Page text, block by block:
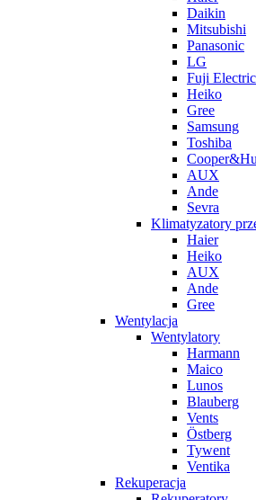
Daikin
Mitsubishi
Panasonic
LG
Fuji Electric
Heiko
Gree
Samsung
Toshiba
AUX
Ande
Sevra
Klimatyzatory
Haier
Heiko
AUX
Ande
Gree
Wentylacja
Wentylatory
Harmann
Maico
Lunos
Blauberg
Vents
Östberg
Tywent
Ventika
Rekuperacja